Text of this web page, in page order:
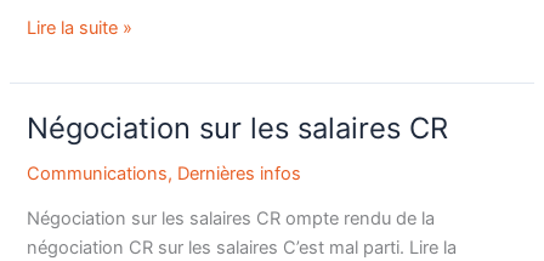
Lire la suite »
Négociation sur les salaires CR
Communications, Dernières infos
Négociation sur les salaires CR ompte rendu de la
négociation CR sur les salaires C’est mal parti. Lire la
Négociation
les
salaires
CR